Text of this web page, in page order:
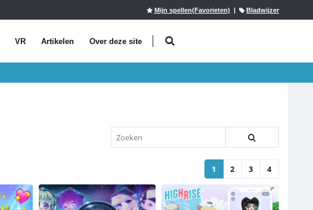
Mijn spellen(Favorieten) | Bladwijzer
VR Artikelen Over deze site
1 2 3 4